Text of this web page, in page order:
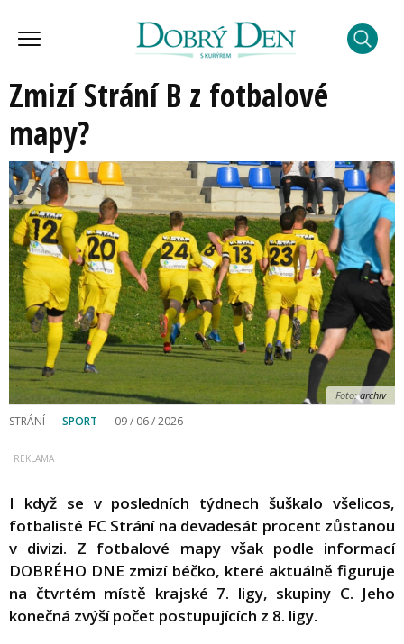
Zmizí Strání B z fotbalové
mapy?
Foto:archiv
STRÁNÍ SPORT 09 / 06 / 2026
I když se v posledních týdnech šuškalo všelicos,
fotbalisté FC Strání na devadesát procent zůstanou
v divizi. Z fotbalové mapy však podle informací
DOBRÉHO DNE zmizí béčko, které aktuálně figuruje
na čtvrtém místě krajské 7. ligy, skupiny C. Jeho
konečná zvýší počet postupujících z 8. ligy.